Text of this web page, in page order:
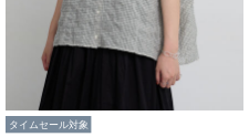
タイムセール対象